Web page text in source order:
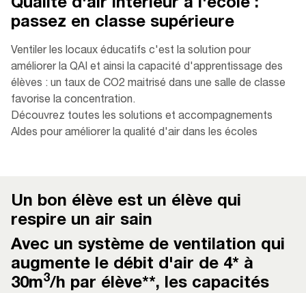
Qualité d'air intérieur à l'école :
passez en classe supérieure
Ventiler les locaux éducatifs c'est la solution pour
améliorer la QAI et ainsi la capacité d'apprentissage des
élèves : un taux de CO2 maitrisé dans une salle de classe
favorise la concentration.
Découvrez toutes les solutions et accompagnements
Aldes pour améliorer la qualité d'air dans les écoles
Un bon élève est un élève qui
respire un air sain
Avec un système de ventilation qui
augmente le débit d'air de 4* à
30m3/h par élève**, les capacités